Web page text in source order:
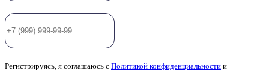
Регистрируясь, я соглашаюсь с Политикой конфиденциальности и